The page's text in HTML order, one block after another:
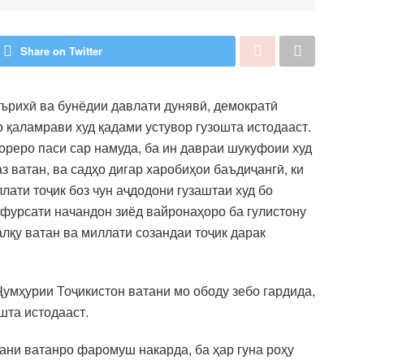
Share on Twitter
ва бунёдии давлати дунявӣ, демократӣ
худ қадами устувор гузошта истодааст.
паси сар намуда, ба ин давраи шукуфоии худ
ва садҳо дигар харобиҳои баъдиҷангӣ, ки
тоҷик боз чун аҷдодони гузаштаи худ бо
начандон зиёд вайронаҳоро ба гулистону
ватан ва миллати созандаи тоҷик дарак
Тоҷикистон ватани мо ободу зебо гардида,
истодааст.
ватанро фаромуш накарда, ба ҳар гуна роҳу